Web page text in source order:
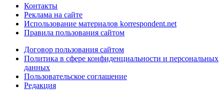
Контакты
Реклама на сайте
Использование материалов korrespondent.net
Правила пользования сайтом
Договор пользования сайтом
Политика в сфере конфиденциальности и персональных
данных
Пользовательское соглашение
Редакция